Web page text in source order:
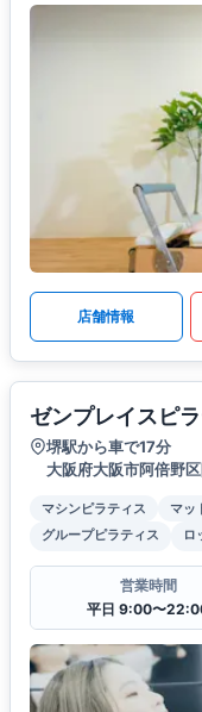
店舗情報
ゼンプレイスピ
堺駅から車で17分
大阪府大阪市阿倍野
マシンピラティス マッ
グループピラティス
ロ
営業時間
平日 9:00〜